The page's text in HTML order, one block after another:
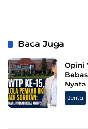
Baca Juga
Opini
Nyata
Berita